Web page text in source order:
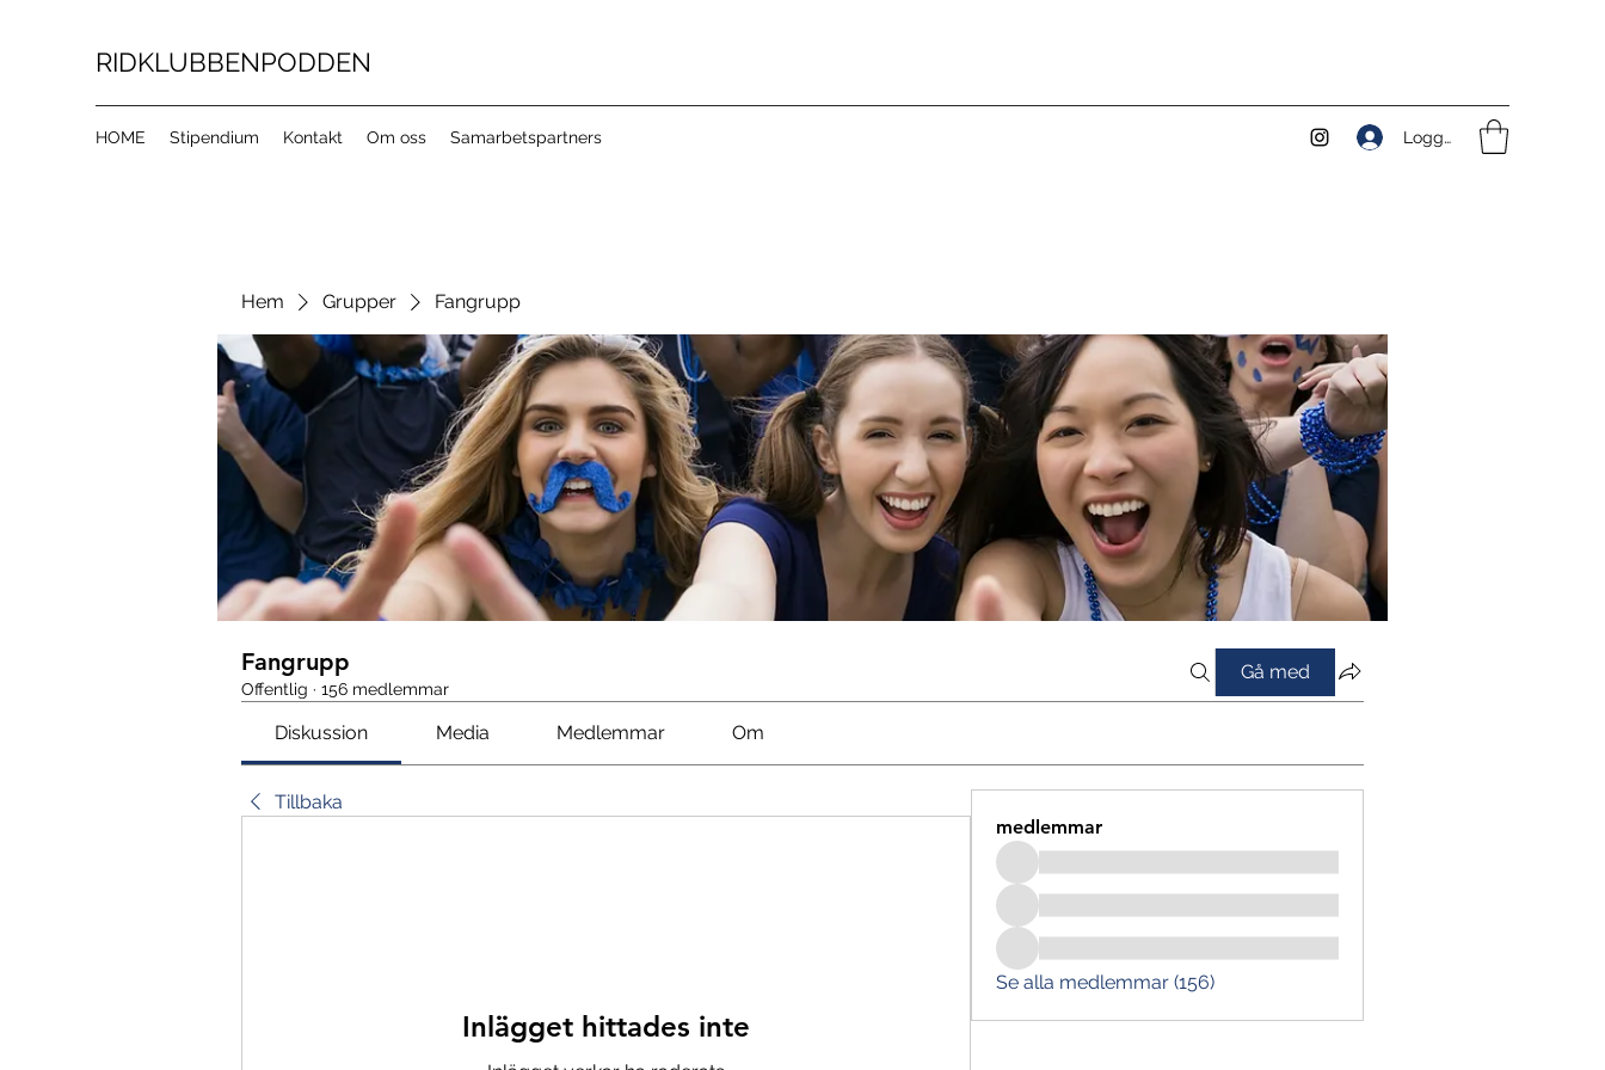
RIDKLUBBENPODDEN
HOME Stipendium Kontakt Om oss Samarbetspartners Logga in
Hem Grupper Fangrupp
Fangrupp
Offentlig · 156 medlemmar
Gå med
Diskussion Media Medlemmar Om
Tillbaka
Inlägget hittades inte
medlemmar
Se alla medlemmar (156)